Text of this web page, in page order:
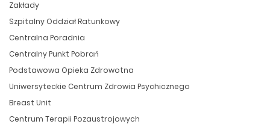
Zakłady
Szpitalny Oddział Ratunkowy
Centralna Poradnia
Centralny Punkt Pobrań
Podstawowa Opieka Zdrowotna
Uniwersyteckie Centrum Zdrowia Psychicznego
Breast Unit
Centrum Terapii Pozaustrojowych